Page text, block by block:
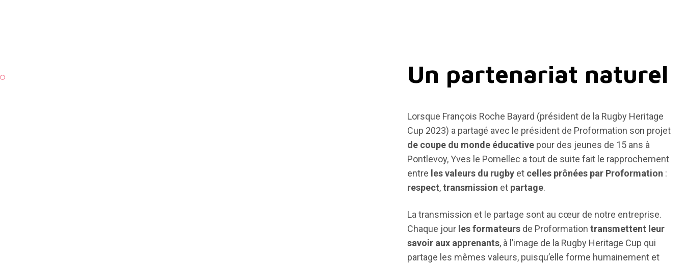
Un partenariat naturel
Lorsque François Roche Bayard (président de la Rugby Heritage
Cup 2023) a partagé avec le président de Proformation son projet
de coupe du monde éducativepour des jeunes de 15 ans à
Pontlevoy, Yves le Pomellec a tout de suite fait le rapprochement
entre les valeurs du rugbyet celles prônées par Proformation :
respect,transmission et partage.
La transmission et le partage sont au cœur de notre entreprise.
Chaque jour les formateursde Proformation transmettent leur
savoir aux apprenants, à l’image de la Rugby Heritage Cup qui
partage les mêmes valeurs, puisqu’elle forme humainement et